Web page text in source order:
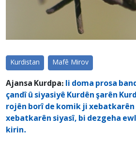
Kurdistan Mafê Mirov
Ajansa Kurdpa: li doma prosa
çandî û siyasiyê Kurdên şarên
rojên borî de komik ji
xebatkarên siyasî, bi dezgeha
kirin.